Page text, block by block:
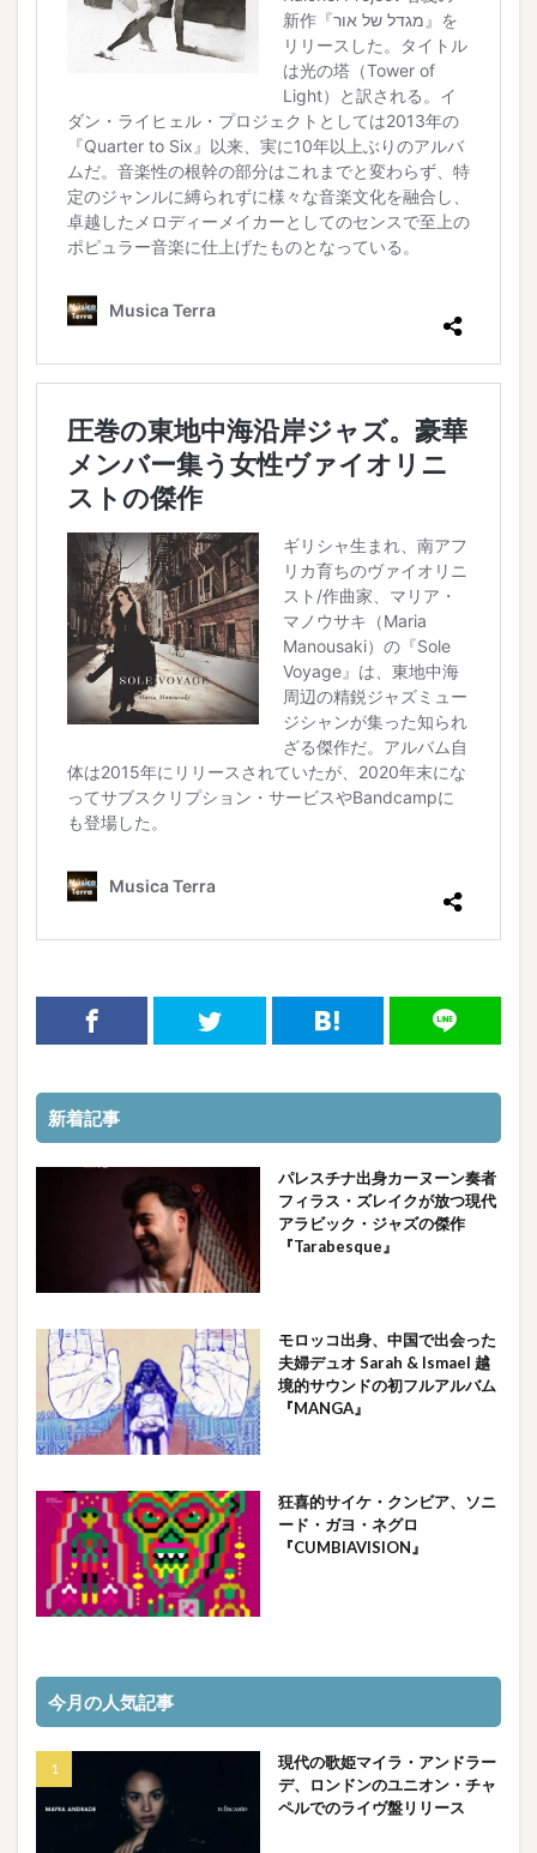
新着記事
パレスチナ出身カーヌーン奏者
フィラス・ズレイクが放つ現代
アラビック・ジャズの傑作
『Tarabesque』
モロッコ出身、中国で出会った
夫婦デュオ Sarah & Ismael 越
境的サウンドの初フルアルバム
『MANGA』
狂喜的サイケ・クンビア、ソニ
ード・ガヨ・ネグロ
『CUMBIAVISION』
今月の人気記事
現代の歌姫マイラ・アンドラー
デ、ロンドンのユニオン・チャ
ペルでのライヴ盤リリース